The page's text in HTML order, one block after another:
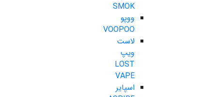
SMOK
ووپو
VOOPOO
لاست
ویپ
LOST
VAPE
اسپایر